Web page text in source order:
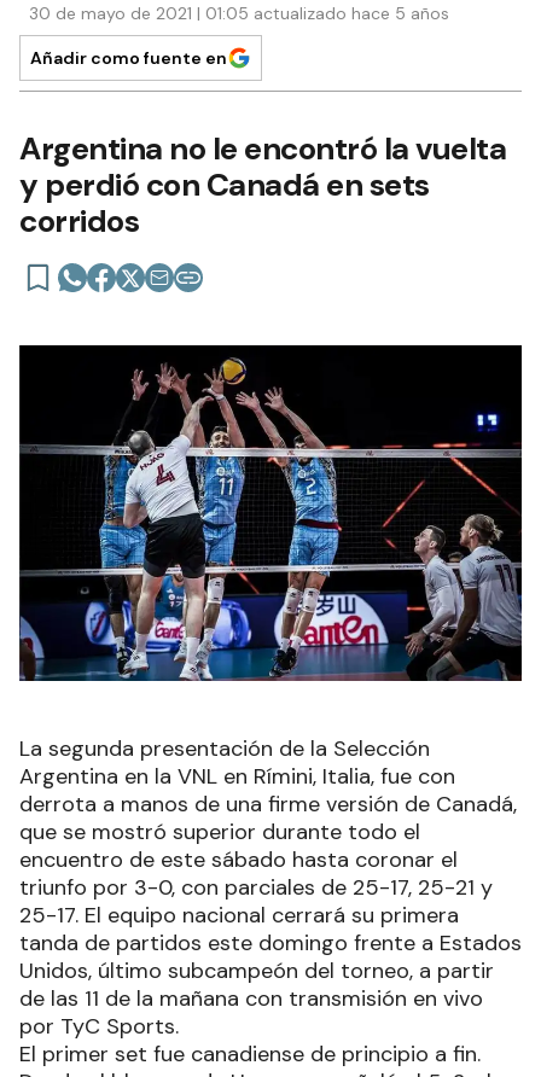
30 de mayo de 2021 | 01:05 actualizado hace 5 años
Añadir como fuente en
Argentina no le encontró la vuelta
y perdió con Canadá en sets
corridos
La segunda presentación de la Selección
Argentina en la VNL en Rímini, Italia, fue con
derrota a manos de una firme versión de Canadá,
que se mostró superior durante todo el
encuentro de este sábado hasta coronar el
triunfo por 3-0, con parciales de 25-17, 25-21 y
25-17. El equipo nacional cerrará su primera
tanda de partidos este domingo frente a Estados
Unidos, último subcampeón del torneo, a partir
de las 11 de la mañana con transmisión en vivo
por TyC Sports.
El primer set fue canadiense de principio a fin.